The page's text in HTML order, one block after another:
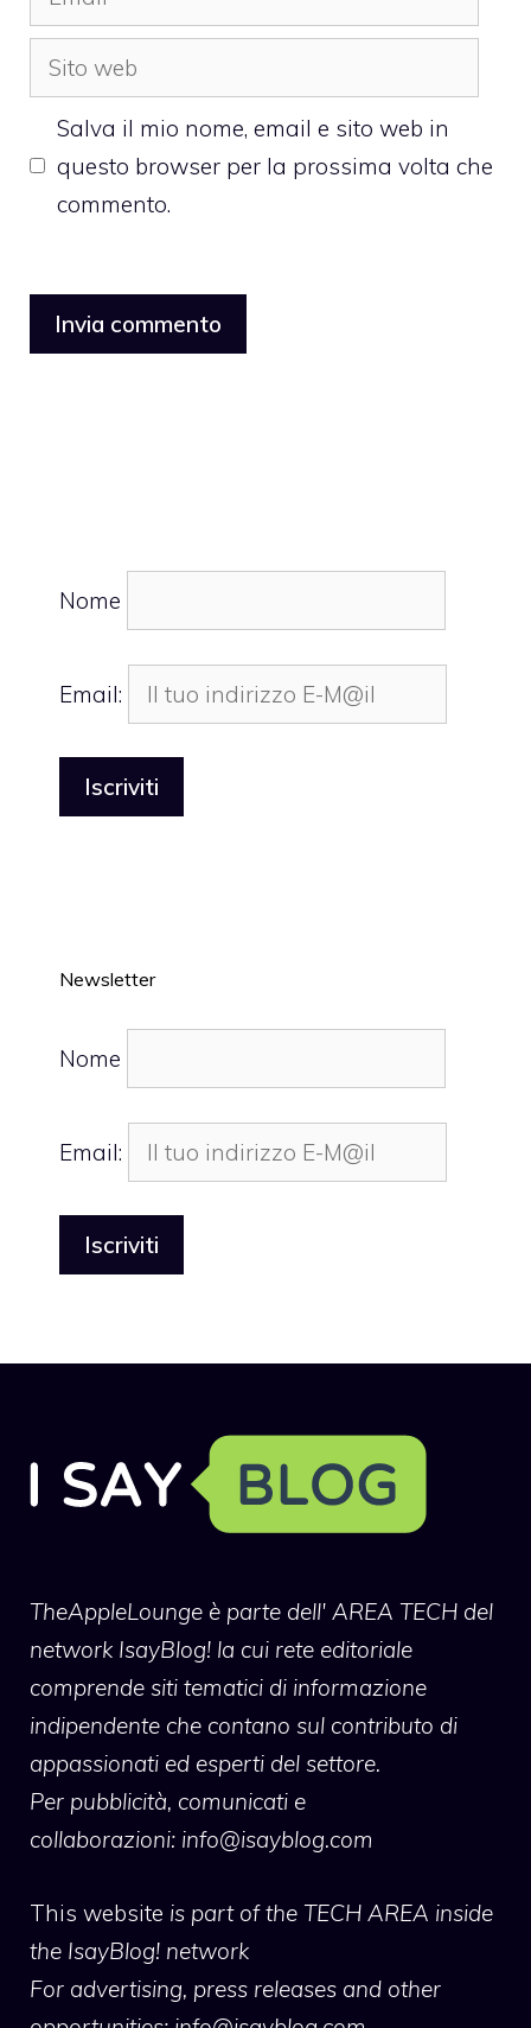
Sito
web
Salva il mio nome, email e sito web in
questo browser per la prossima volta che
commento.
Nome
Email:
Newsletter
Nome
Email:
TheAppleLounge è parte dell' AREA TECH del
network IsayBlog! la cui rete editoriale
comprende siti tematici di informazione
indipendente che contano sul contributo di
appassionati ed esperti del settore.
Per pubblicità, comunicati e
collaborazioni: info@isayblog.com
This website is part of the TECH AREA inside
the IsayBlog! network
For advertising, press releases and other